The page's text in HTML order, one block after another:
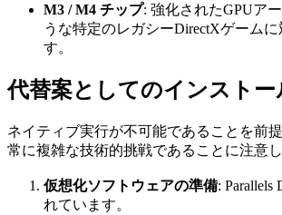
M3 / M4 チップ: 強化されたGPUア
うな特定のレガシーDirectXゲーム
す。
代替案としてのインストー
ネイティブ実行が不可能であることを前
常に複雑な技術的挑戦であることに注意し
仮想化ソフトウェアの準備:
れています。